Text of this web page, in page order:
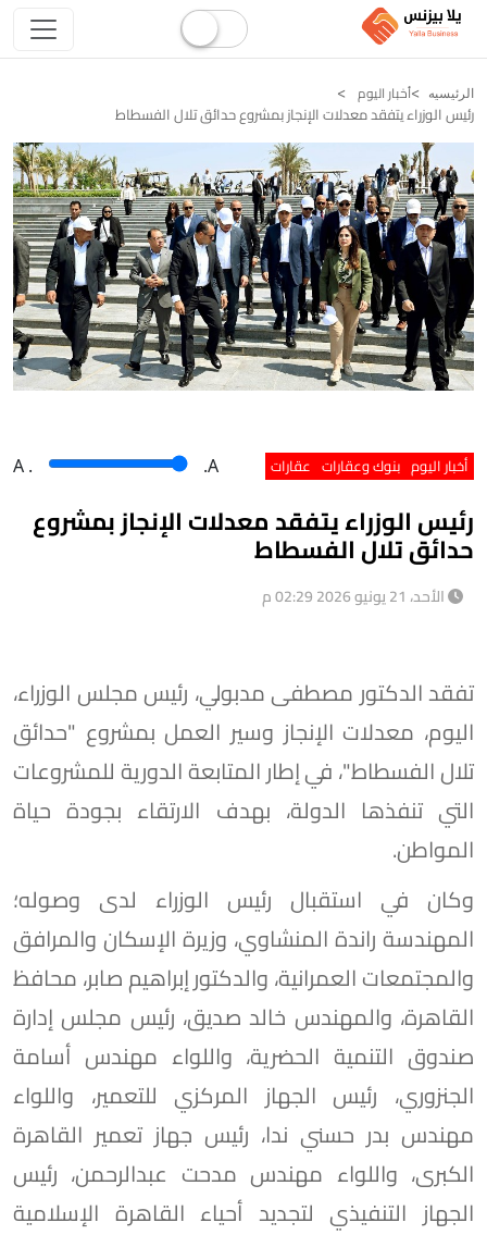
الرئيسيه أخبار اليوم
رئيس الوزراء يتفقد معدلات الإنجاز بمشروع حدائق تلال الفسطاط
أخبار اليوم بنوك وعقارات عقارات A . .A
رئيس الوزراء يتفقد معدلات الإنجاز بمشروع
حدائق تلال الفسطاط
الأحد، 21 يونيو 2026 02:29 م
تفقد الدكتور مصطفى مدبولي، رئيس مجلس الوزراء،
اليوم، معدلات الإنجاز وسير العمل بمشروع "حدائق
تلال الفسطاط"، في إطار المتابعة الدورية للمشروعات
التي تنفذها الدولة، بهدف الارتقاء بجودة حياة
المواطن.
وكان في استقبال رئيس الوزراء لدى وصوله؛
المهندسة راندة المنشاوي، وزيرة الإسكان والمرافق
والمجتمعات العمرانية، والدكتور إبراهيم صابر، محافظ
القاهرة، والمهندس خالد صديق، رئيس مجلس إدارة
صندوق التنمية الحضرية، واللواء مهندس أسامة
الجنزوري، رئيس الجهاز المركزي للتعمير، واللواء
مهندس بدر حسني ندا، رئيس جهاز تعمير القاهرة
الكبرى، واللواء مهندس مدحت عبدالرحمن، رئيس
الجهاز التنفيذي لتجديد أحياء القاهرة الإسلامية